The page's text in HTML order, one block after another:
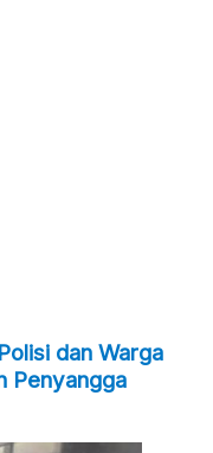
dan Warga
Penyangga